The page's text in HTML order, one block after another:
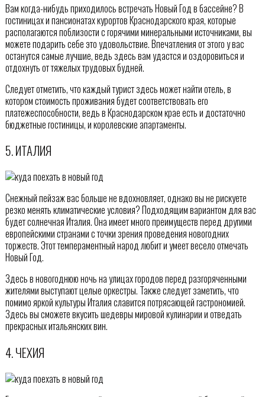
Вам когда-нибудь приходилось встречать Новый Год в бассейне? В
гостиницах и пансионатах курортов Краснодарского края, которые
располагаются поблизости с горячими минеральными источниками, вы
можете подарить себе это удовольствие. Впечатления от этого у вас
останутся самые лучшие, ведь здесь вам удастся и оздоровиться и
отдохнуть от тяжелых трудовых будней.
Следует отметить, что каждый турист здесь может найти отель, в
котором стоимость проживания будет соответствовать его
платежеспособности, ведь в Краснодарском крае есть и достаточно
бюджетные гостиницы, и королевские апартаменты.
5. ИТАЛИЯ
Снежный пейзаж вас больше не вдохновляет, однако вы не рискуете
резко менять климатические условия? Подходящим вариантом для вас
будет солнечная Италия. Она имеет много преимуществ перед другими
европейскими странами с точки зрения проведения новогодних
торжеств. Этот темпераментный народ любит и умеет весело отмечать
Новый Год.
Здесь в новогоднюю ночь на улицах городов перед разгоряченными
жителями выступают целые оркестры. Также следует заметить, что
помимо яркой культуры Италия славится потрясающей гастрономией.
Здесь вы сможете вкусить шедевры мировой кулинарии и отведать
прекрасных итальянских вин.
4. ЧЕХИЯ